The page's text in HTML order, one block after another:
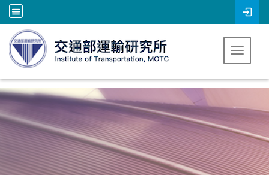
跳到主要內容
Toggle